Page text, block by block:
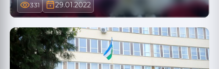
331 29.01.2022